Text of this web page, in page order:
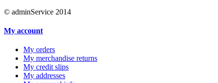
© adminService 2014
My account
My orders
My merchandise returns
My credit slips
My addresses